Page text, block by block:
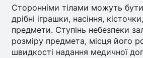
Сторонніми тілами можуть
дрібні іграшки, насіння,
предмети. Ступінь небезпеки
розміру предмета, місця його
швидкості надання медичної